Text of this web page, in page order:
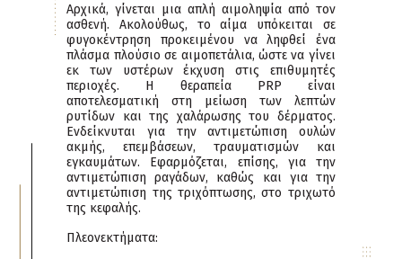
Αρχικά, γίνεται μια απλή αιμοληψία από τον
ασθενή. Ακολούθως, το αίμα υπόκειται σε
φυγοκέντρηση προκειμένου να ληφθεί ένα
πλάσμα πλούσιο σε αιμοπετάλια, ώστε να γίνει
εκ των υστέρων έκχυση στις επιθυμητές
περιοχές. Η θεραπεία PRP είναι
αποτελεσματική στη μείωση των λεπτών
ρυτίδων και της χαλάρωσης του δέρματος.
Ενδείκνυται για την αντιμετώπιση ουλών
ακμής, επεμβάσεων, τραυματισμών και
εγκαυμάτων. Εφαρμόζεται, επίσης, για την
αντιμετώπιση ραγάδων, καθώς και για την
αντιμετώπιση της τριχόπτωσης, στο τριχωτό
της κεφαλής.
Πλεονεκτήματα: